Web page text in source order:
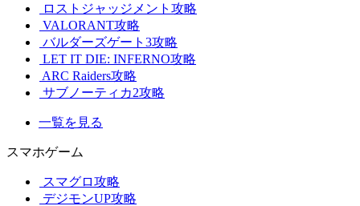
ロストジャッジメント攻略
VALORANT攻略
バルダーズゲート3攻略
LET IT DIE: INFERNO攻略
ARC Raiders攻略
サブノーティカ2攻略
一覧を見る
スマホゲーム
スマグロ攻略
デジモンUP攻略